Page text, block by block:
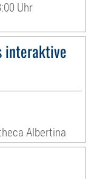
Uhr
interaktive
Albertina